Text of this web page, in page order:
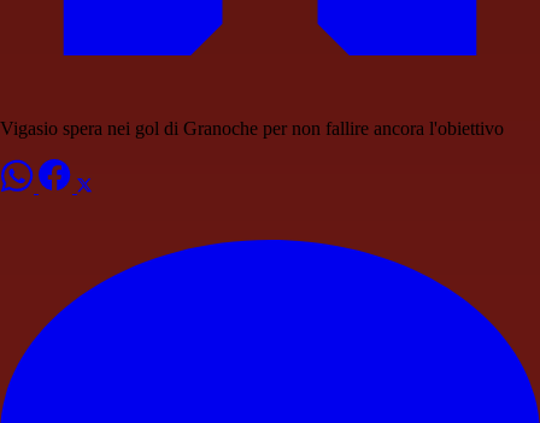
Vigasio spera nei gol di Granoche per non fallire ancora l'obiettivo